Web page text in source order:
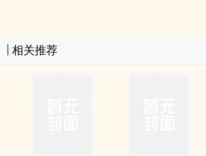
相关推荐